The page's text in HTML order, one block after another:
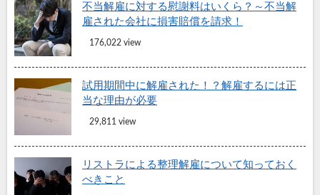
不当解雇に対する慰謝料はいくら？～不当解
雇された会社に損害賠償を請求！
176,022 view
試用期間中に解雇された！？解雇するには正
当な理由が必要
29,811 view
リストラによる整理解雇について知っておく
べきこと